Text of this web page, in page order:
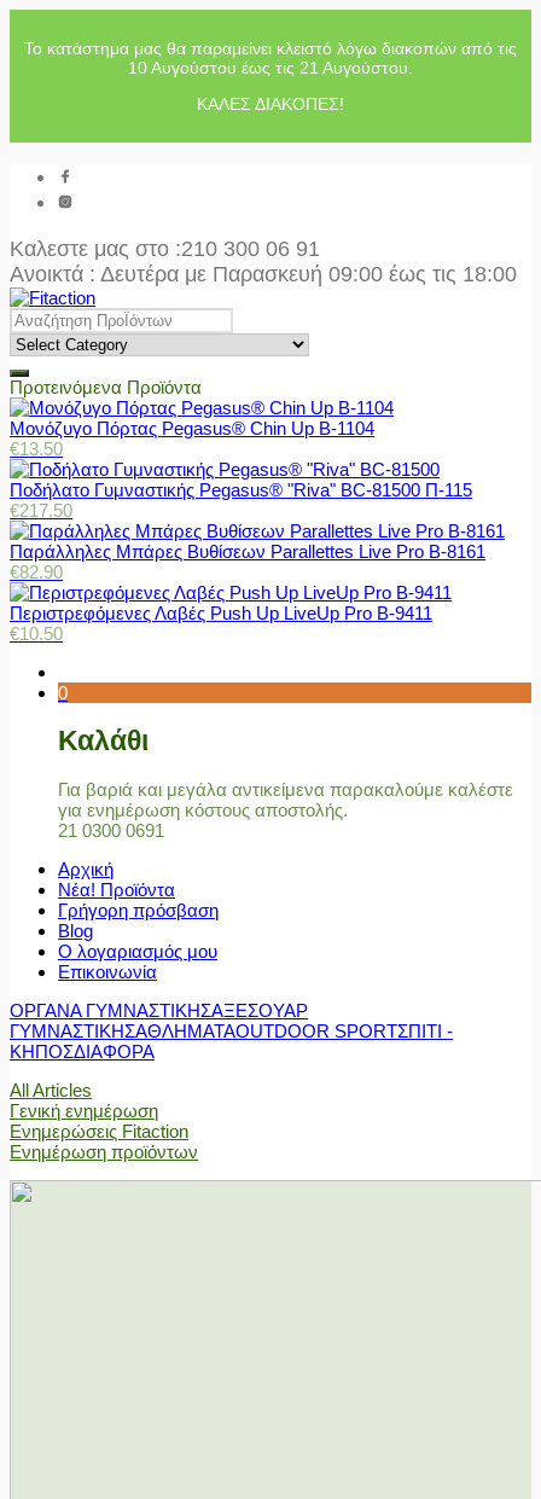
Το κατάστημα μας θα παραμείνει κλειστό λόγω διακοπών από τις
10 Αυγούστου έως τις 21 Αυγούστου.
ΚΑΛΕΣ ΔΙΑΚΟΠΕΣ!
Καλεστε μας στο :210 300 06 91
Ανοικτά : Δευτέρα με Παρασκευή 09:00 έως τις 18:00
Προτεινόμενα Προϊόντα
Μονόζυγο Πόρτας Pegasus® Chin Up Β-1104
€13.50
Ποδήλατο Γυμναστικής Pegasus® "Riva" BC-81500 Π-115
€217.50
Παράλληλες Μπάρες Βυθίσεων Parallettes Live Pro Β-8161
€82.90
Περιστρεφόμενες Λαβές Push Up LiveUp Pro Β-9411
€10.50
0
Καλάθι
Για βαριά και μεγάλα αντικείμενα παρακαλούμε καλέστε
για ενημέρωση κόστους αποστολής.
21 0300 0691
Αρχική
Νέα! Προϊόντα
Γρήγορη πρόσβαση
Blog
Ο λογαριασμός μου
Επικοινωνία
ΟΡΓΑΝΑ ΓΥΜΝΑΣΤΙΚΗΣΑΞΕΣΟΥΑΡ
ΓΥΜΝΑΣΤΙΚΗΣΑΘΛΗΜΑΤΑOUTDOOR SPORTΣΠΙΤΙ -
ΚΗΠΟΣΔΙΑΦΟΡΑ
All Articles
Γενική ενημέρωση
Ενημερώσεις Fitaction
Ενημέρωση προϊόντων